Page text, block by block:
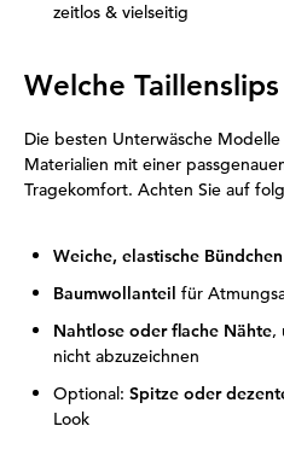
zeitlos & vielseitig
Welche
Die besten Unterwäsche
Materialien mit einer
Tragekomfort. Achten Sie auf
Weiche, elastische Bündchen
Baumwollanteil für
Nahtlose oder flache Nähte,
nicht abzuzeichnen
Optional: Spitze oder
Look